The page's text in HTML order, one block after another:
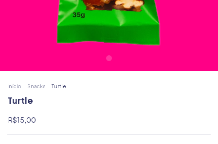
Início Snacks Turtle
Turtle
R$15,00